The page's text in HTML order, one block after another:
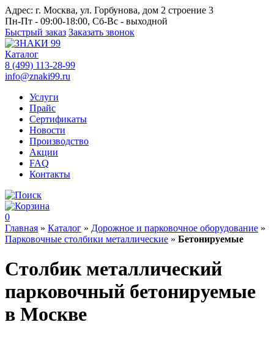
Адрес: г. Москва, ул. Горбунова, дом 2 строение 3
Пн-Пт - 09:00-18:00, Сб-Вс - выходной
Быстрый заказ Заказать звонок
Каталог
8 (499) 113-28-99
info@znaki99.ru
Услуги
Прайс
Сертификаты
Новости
Производство
Акции
FAQ
Контакты
0
Главная » Каталог » Дорожное и парковочное оборудование »
Парковочные столбики металлические » Бетонируемые
Столбик металлический
парковочный бетонируемые
в Москве